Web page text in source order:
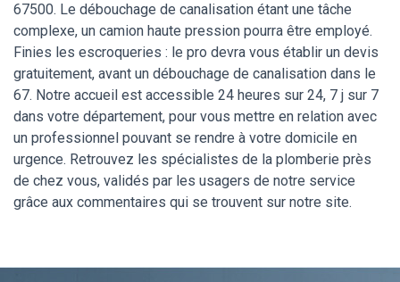
67500. Le débouchage de canalisation étant une tâche
complexe, un camion haute pression pourra être employé.
Finies les escroqueries : le pro devra vous établir un devis
gratuitement, avant un débouchage de canalisation dans le
67. Notre accueil est accessible 24 heures sur 24, 7 j sur 7
dans votre département, pour vous mettre en relation avec
un professionnel pouvant se rendre à votre domicile en
urgence. Retrouvez les spécialistes de la plomberie près
de chez vous, validés par les usagers de notre service
grâce aux commentaires qui se trouvent sur notre site.